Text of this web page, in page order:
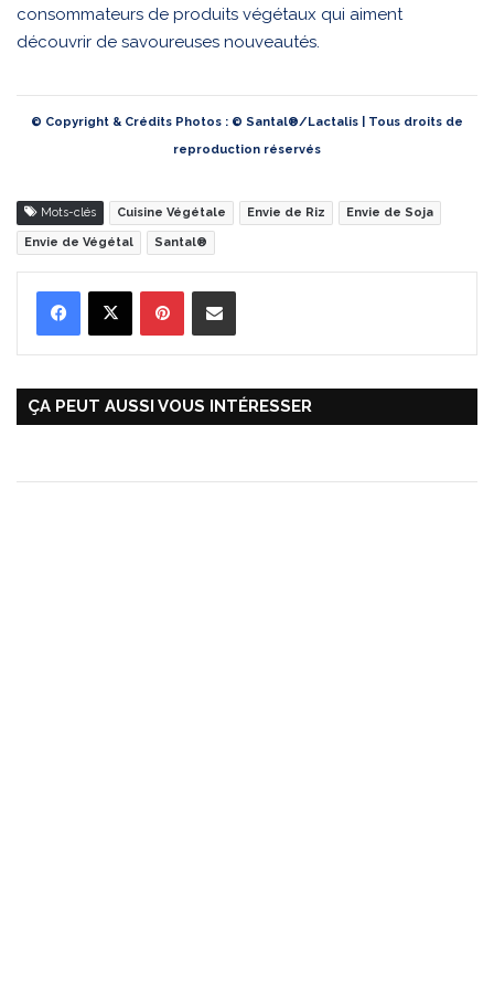
consommateurs de produits végétaux qui aiment
découvrir de savoureuses nouveautés.
© Copyright & Crédits Photos : © Santal®/Lactalis | Tous droits de
reproduction réservés
Mots-clés Cuisine Végétale Envie de Riz Envie de Soja
Envie de Végétal Santal®
ÇA PEUT AUSSI VOUS INTÉRESSER